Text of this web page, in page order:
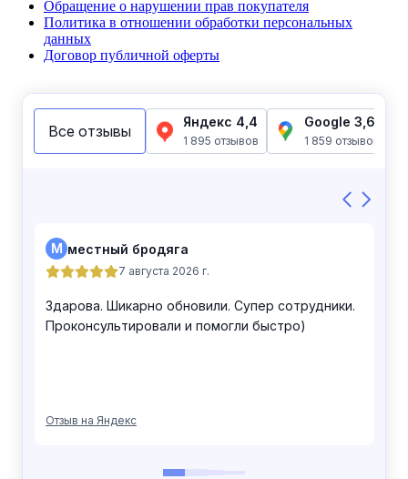
Обращение о нарушении прав покупателя
Политика в отношении обработки персональных
данных
Договор публичной оферты